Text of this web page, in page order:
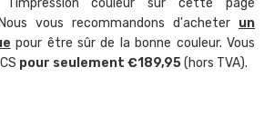
l'impression couleur sur cette page
vous recommandons d'acheter un
pour être sûr de la bonne couleur. Vous
pour seulement €189,95(hors TVA).